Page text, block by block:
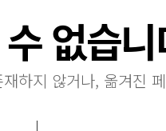
없습
하지 않거나, 옮겨진